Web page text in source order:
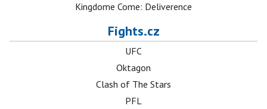
Kingdome Come: Deliverence
Fights.cz
UFC
Oktagon
Clash of The Stars
PFL